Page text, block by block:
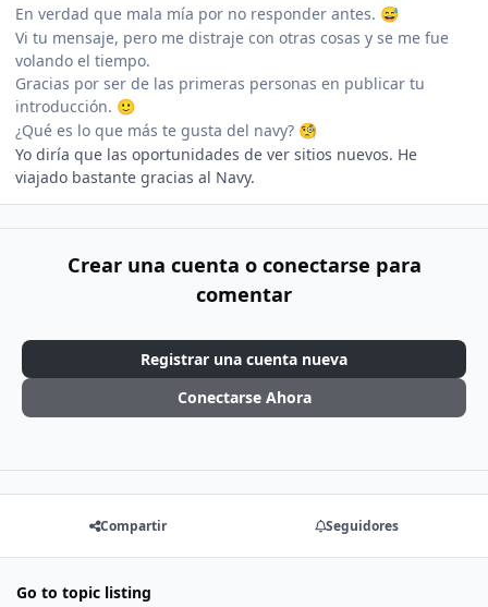
En verdad que mala mía por no responder antes. 😅
Vi tu mensaje, pero me distraje con otras cosas y se me fue
volando el tiempo.
Gracias por ser de las primeras personas en publicar tu
introducción. 🙂
¿Qué es lo que más te gusta del navy? 🧐
Yo diría que las oportunidades de ver sitios nuevos. He
viajado bastante gracias al Navy.
Crear una cuenta o conectarse para
comentar
Registrar una cuenta nueva
Conectarse Ahora
Compartir Seguidores
Go to topic listing